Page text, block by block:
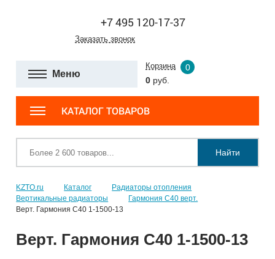
+7 495 120-17-37
Заказать звонок
Меню
Корзина
0
0 руб.
КАТАЛОГ ТОВАРОВ
Найти
KZTO.ru Каталог
Радиаторы отопления
Вертикальные радиаторы
Гармония С40 верт.
Верт. Гармония С40 1-1500-13
Верт. Гармония С40 1-1500-13